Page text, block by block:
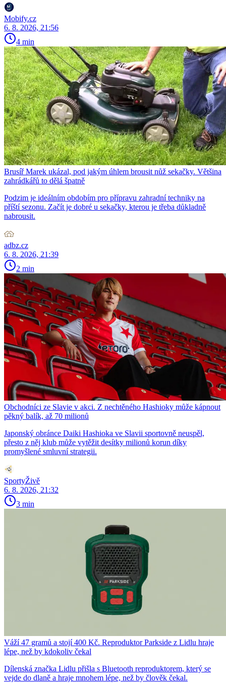
Mobify.cz
6. 8. 2026, 21:56
4 min
Brusíř Marek ukázal, pod jakým úhlem brousit nůž sekačky. Většina
zahrádkářů to dělá špatně
Podzim je ideálním obdobím pro přípravu zahradní techniky na
příští sezonu. Začít je dobré u sekačky, kterou je třeba důkladně
nabrousit.
adbz.cz
6. 8. 2026, 21:39
2 min
Obchodníci ze Slavie v akci. Z nechtěného Hashioky může kápnout
pěkný balík, až 70 milionů
Japonský obránce Daiki Hashioka ve Slavii sportovně neuspěl,
přesto z něj klub může vytěžit desítky milionů korun díky
promyšlené smluvní strategii.
SportyŽivě
6. 8. 2026, 21:32
3 min
Váží 47 gramů a stojí 400 Kč. Reproduktor Parkside z Lidlu hraje
lépe, než by kdokoliv čekal
Dílenská značka Lidlu přišla s Bluetooth reproduktorem, který se
vejde do dlaně a hraje mnohem lépe, než by člověk čekal.